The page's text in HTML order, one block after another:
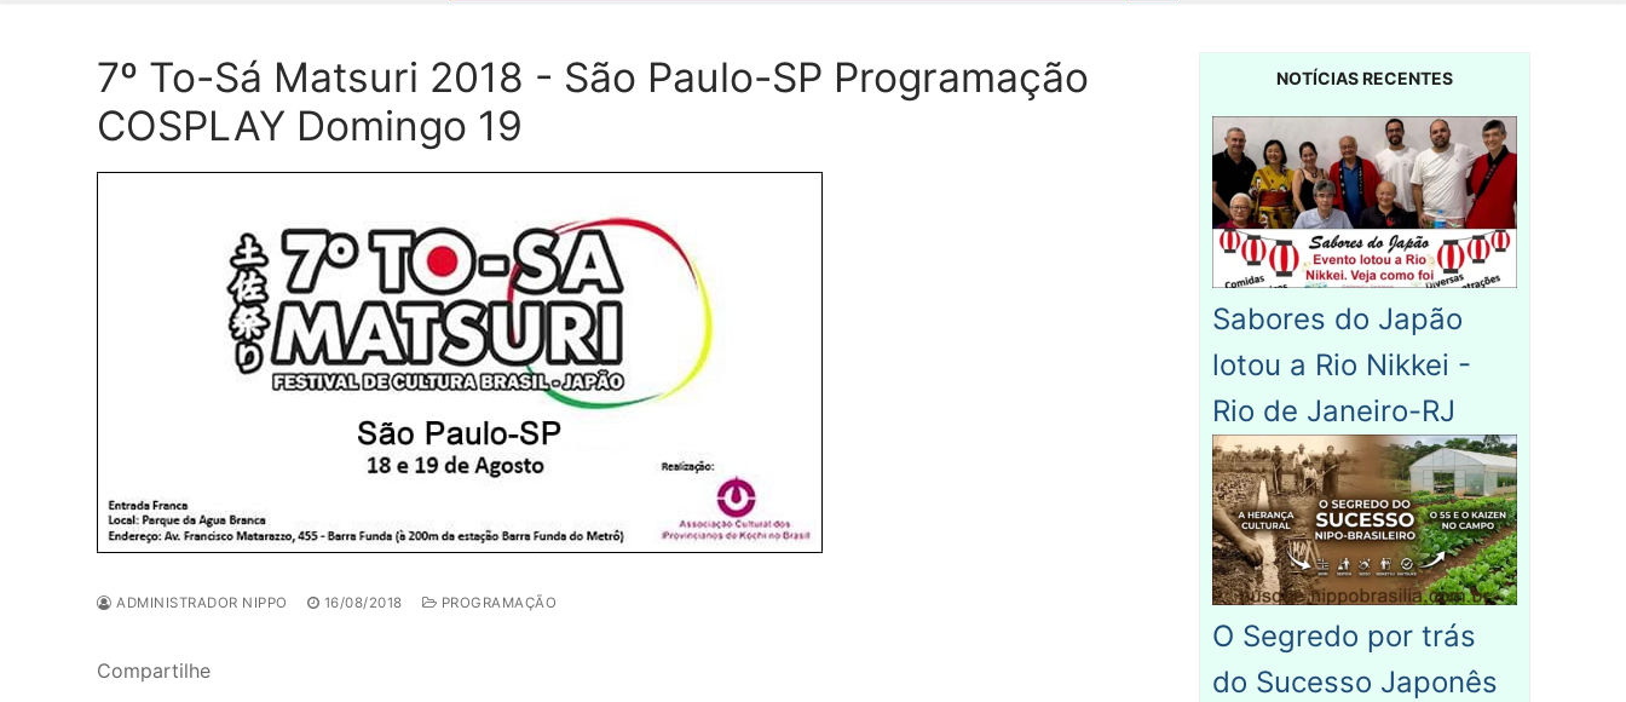
7º To-Sá Matsuri 2018 - São Paulo-SP Programação
COSPLAY Domingo 19
ADMINISTRADOR NIPPO 16/08/2018 PROGRAMAÇÃO
Compartilhe
NOTÍCIAS RECENTES
Sabores do Japão
lotou a Rio Nikkei -
Rio de Janeiro-RJ
O Segredo por trás
do Sucesso Japonês